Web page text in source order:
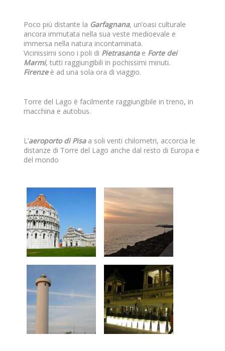
Poco più distante la Garfagnana, un’oasi culturale
ancora immutata nella sua veste medioevale e
immersa nella natura incontaminata.
Vicinissimi sono i poli di Pietrasantae Forte dei
Marmi, tutti raggiungibili in pochissimi minuti.
Firenzeè ad una sola ora di viaggio.
Torre del Lago è facilmente raggiungibile in treno, in
macchina e autobus.
L’aeroporto di Pisa a soli venti chilometri, accorcia le
distanze di Torre del Lago anche dal resto di Europa e
del mondo